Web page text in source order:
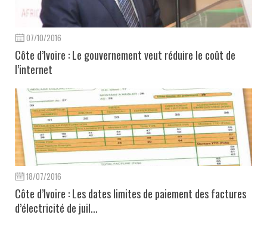
07/10/2016
Côte d’Ivoire : Le gouvernement veut réduire le coût de
l’internet
18/07/2016
Côte d’Ivoire : Les dates limites de paiement des factures
d’électricité de juil...